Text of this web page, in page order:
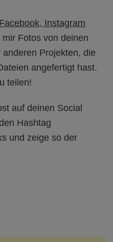
Facebook, Instagram
Fotos von deinen
Projekten, die
angefertigt hast.
teilen!
auf deinen Social
Hashtag
und zeige so der